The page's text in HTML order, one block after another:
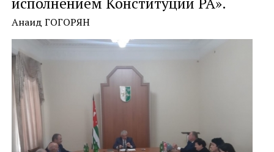
Анаид ГОГОРЯН